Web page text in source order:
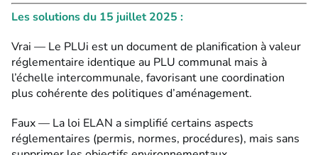
Les solutions du 15 juillet 2025 :
Vrai — Le PLUi est un document de planification à valeur
réglementaire identique au PLU communal mais à
l’échelle intercommunale, favorisant une coordination
plus cohérente des politiques d’aménagement.
Faux — La loi ELAN a simplifié certains aspects
réglementaires (permis, normes, procédures), mais sans